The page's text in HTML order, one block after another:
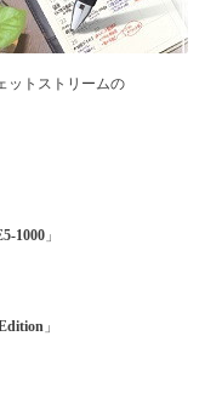
ットストリームの
1000 」
」